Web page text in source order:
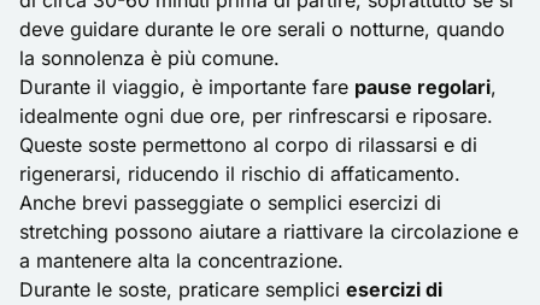
deve guidare durante le ore serali o notturne, quando
la sonnolenza è più comune.
Durante il viaggio, è importante fare pause regolari,
idealmente ogni due ore, per rinfrescarsi e riposare.
Queste soste permettono al corpo di rilassarsi e di
rigenerarsi, riducendo il rischio di affaticamento.
Anche brevi passeggiate o semplici esercizi di
stretching possono aiutare a riattivare la circolazione e
a mantenere alta la concentrazione.
Durante le soste, praticare semplici esercizi di